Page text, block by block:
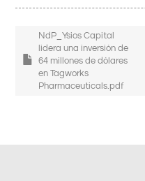
NdP_Ysios Capital
lidera una inversión de
64 millones de dólares
en Tagworks
Pharmaceuticals.pdf